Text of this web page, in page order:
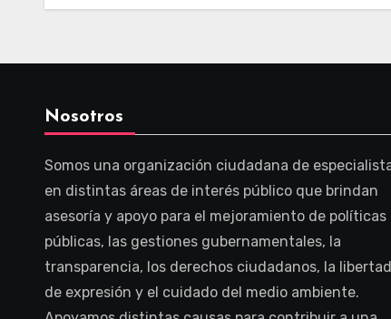
Nosotros
Somos una organización ciudadana de
en distintas áreas de interés público que brindan
asesoría y apoyo para el mejoramiento de políticas
públicas, las gestiones gubernamentales, la
transparencia, los derechos ciudadanos, la libertad
de expresión y el cuidado del medio ambiente.